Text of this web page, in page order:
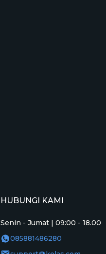
HUBUNGI KAMI
Senin - Jumat | 09:00 - 18.00
085881486280